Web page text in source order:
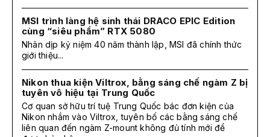
MSI trình làng hệ sinh thái DRACO EPIC Edition
cùng “siêu phẩm” RTX 5080
Nhân dịp kỷ niệm 40 năm thành lập, MSI đã chính thức
giới thiệu...
Nikon thua kiện Viltrox, bằng sáng chế ngàm Z bị
tuyên vô hiệu tại Trung Quốc
Cơ quan sở hữu trí tuệ Trung Quốc bác đơn kiện của
Nikon nhắm vào Viltrox, tuyên bố các bằng sáng chế
liên quan đến ngàm Z-mount không đủ tính mới để